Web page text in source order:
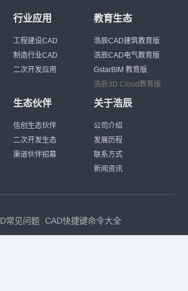
行业应用
工程建设CAD
制造行业CAD
二次开发应用
教育生态
浩辰CAD建筑教育版
浩辰CAD电气教育版
GstarBIM 教育版
浩辰3D Cloud教育版
生态伙伴
信创生态伙伴
二次开发生态
渠道伙伴招募
关于浩辰
公司介绍
发展历程
联系方式
新闻资讯
常见问题 CAD快捷键命令大全